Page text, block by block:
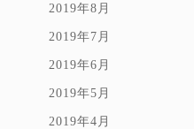
2019年8月
2019年7月
2019年6月
2019年5月
2019年4月